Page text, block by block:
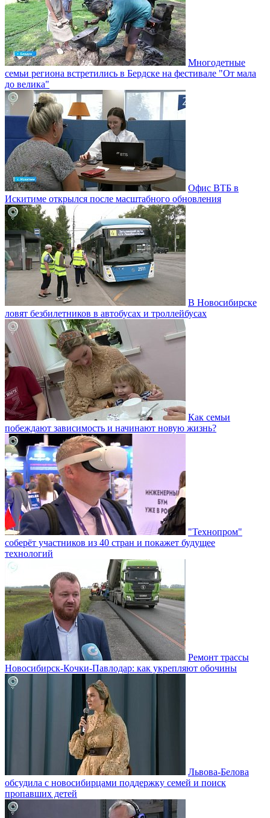
Многодетные
семьи региона встретились в Бердске на фестивале "От мала
до велика"
Офис ВТБ в
Искитиме открылся после масштабного обновления
В Новосибирске
ловят безбилетников в автобусах и троллейбусах
Как семьи
побеждают зависимость и начинают новую жизнь?
"Технопром"
соберёт участников из 40 стран и покажет будущее
технологий
Ремонт трассы
Новосибирск-Кочки-Павлодар: как укрепляют обочины
Львова-Белова
обсудила с новосибирцами поддержку семей и поиск
пропавших детей